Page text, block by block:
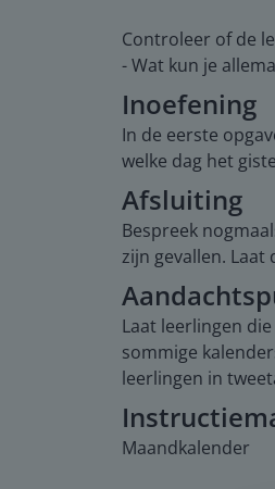
Controleer of de
- Wat kun je
Inoefening
In de eerste
welke dag het
Afsluiting
Bespreek
zijn gevallen.
Laat leerlingen
sommige
leerlingen in
Maandkalender